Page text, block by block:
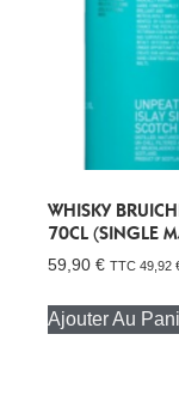
WHISKY
70CL (SINGLE
59,90 € TTC 49,92
Ajouter Au